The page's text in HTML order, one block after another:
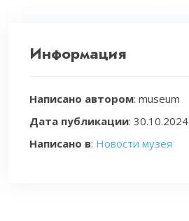
Информация
Написано автором: museum
Дата публикации: 30.10.2024
Написано в: Новости музея